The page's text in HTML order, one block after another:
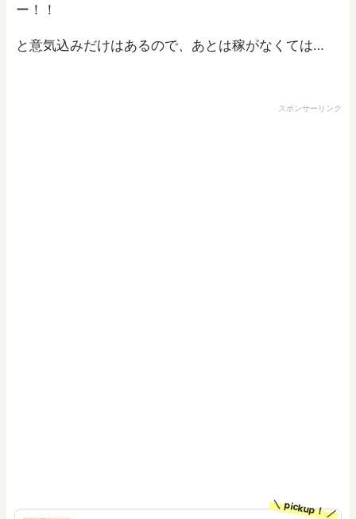
ー！！
と意気込みだけはあるので、あとは稼がなくては…
スポンサーリンク
pickup！